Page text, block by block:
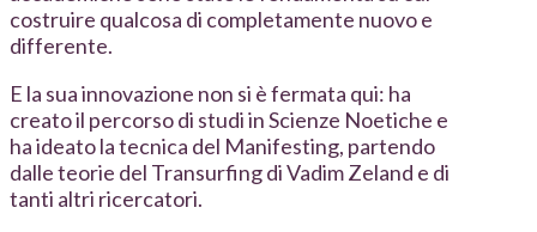
costruire qualcosa di completamente nuovo e
differente.
E la sua innovazione non si è fermata qui: ha
creato il percorso di studi in Scienze Noetiche e
ha ideato la tecnica del Manifesting, partendo
dalle teorie del Transurfing di Vadim Zeland e di
tanti altri ricercatori.